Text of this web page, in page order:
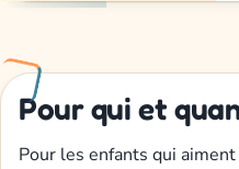
Pour qui et
Pour les enfants qui